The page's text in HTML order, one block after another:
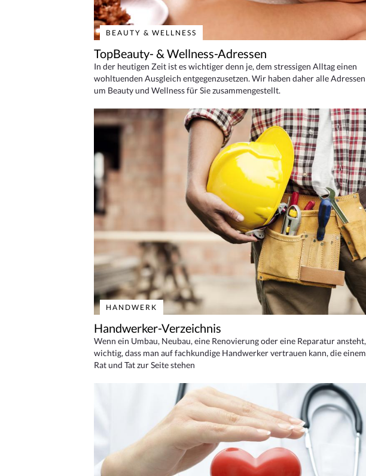
BEAUTY & WELLNESS
TopBeauty- & Wellness-Adressen
In der heutigen Zeit ist es wichtiger denn je, dem stressigen Alltag einen
wohltuenden Ausgleich entgegenzusetzen. Wir haben daher alle
um Beauty und Wellness für Sie zusammengestellt.
HANDWERK
Handwerker-Verzeichnis
Wenn ein Umbau, Neubau, eine Renovierung oder eine Reparatur
wichtig, dass man auf fachkundige Handwerker vertrauen kann, die
Rat und Tat zur Seite stehen